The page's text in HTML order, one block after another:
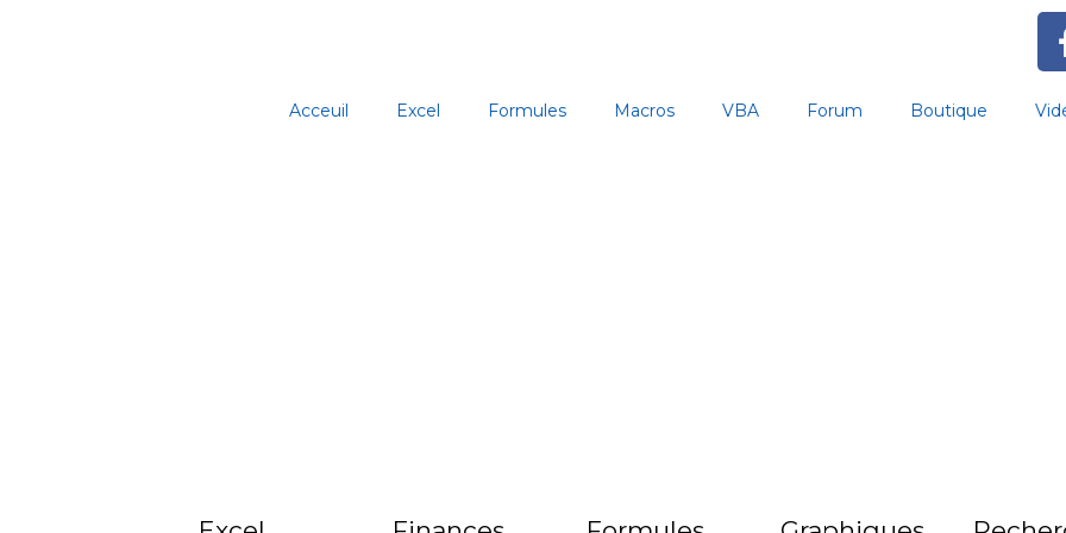
Acceuil Excel Formules Macros VBA Forum Boutique